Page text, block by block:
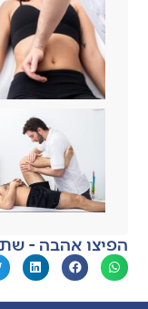
הפיצו אהבה -